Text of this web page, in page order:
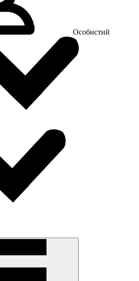
Особистий